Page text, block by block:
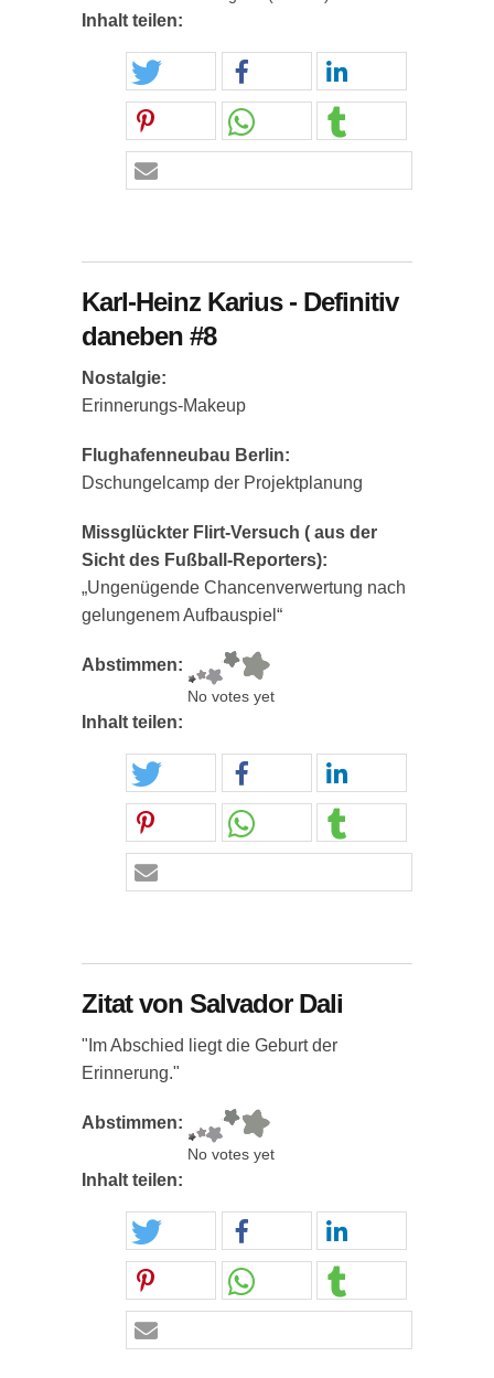
Inhalt teilen:
Karl-Heinz Karius - Definitiv
daneben #8
Nostalgie:
Erinnerungs-Makeup
Flughafenneubau Berlin:
Dschungelcamp der Projektplanung
Missglückter Flirt-Versuch ( aus der
Sicht des Fußball-Reporters):
„Ungenügende Chancenverwertung nach
gelungenem Aufbauspiel“
Abstimmen:
No votes yet
Inhalt teilen:
Zitat von Salvador Dali
"Im Abschied liegt die Geburt der
Erinnerung."
Abstimmen:
No votes yet
Inhalt teilen: